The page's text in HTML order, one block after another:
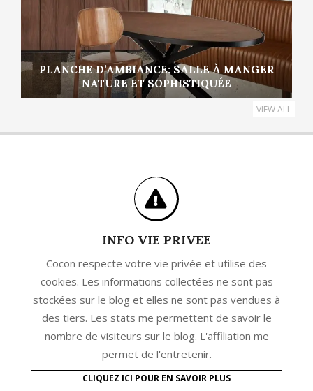
PLANCHE D’AMBIANCE: SALLE À MANGER
NATURE ET SOPHISTIQUÉE
VIEW ALL
INFO VIE PRIVEE
Cocon respecte votre vie privée et utilise des
cookies. Les informations collectées ne sont pas
stockées sur le blog et elles ne sont pas vendues à
des tiers. Les stats me permettent de savoir le
nombre de visiteurs sur le blog. L'affiliation me
permet de l'entretenir.
CLIQUEZ ICI POUR EN SAVOIR PLUS